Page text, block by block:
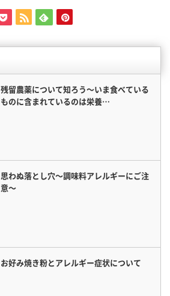
残留農薬について知ろう〜いま食べている
ものに含まれているのは栄養…
思わぬ落とし穴〜調味料アレルギーにご注
意〜
お好み焼き粉とアレルギー症状について